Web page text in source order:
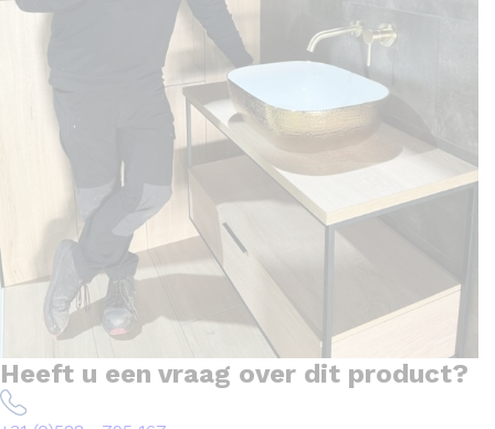
Heeft u een vraag over dit product?